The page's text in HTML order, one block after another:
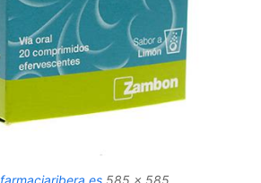
farmaciaribera.es585 x 585